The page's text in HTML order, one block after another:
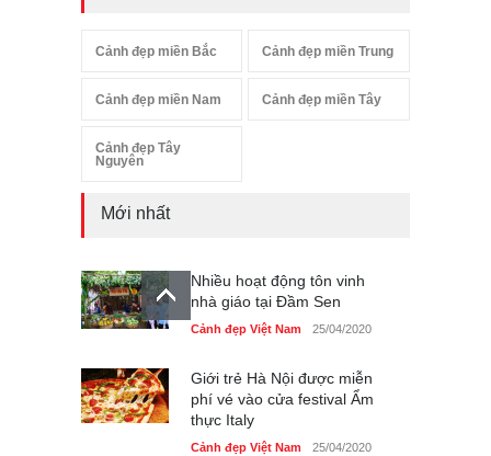
Cảnh đẹp miền Bắc Cảnh đẹp miền Trung
Cảnh đẹp miền Nam Cảnh đẹp miền Tây
Cảnh đẹp Tây
Nguyên
Mới nhất
Nhiều hoạt động tôn vinh
nhà giáo tại Đầm Sen
Cảnh đẹp Việt Nam 25/04/2020
Giới trẻ Hà Nội được miễn
phí vé vào cửa festival Ẩm
thực Italy
Cảnh đẹp Việt Nam 25/04/2020